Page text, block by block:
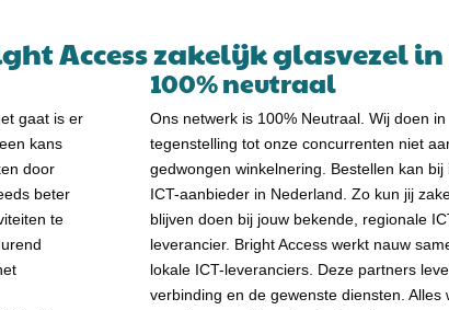
Access zakelijk glasvezel
gaat is er
kans
door
beter
te
100% neutraal
Ons netwerk is 100% Neutraal. Wij doen in
tegenstelling tot onze concurrenten niet
gedwongen winkelnering. Bestellen kan bij
ICT-aanbieder in Nederland. Zo kun jij
blijven doen bij jouw bekende, regionale
leverancier. Bright Access werkt nauw
lokale ICT-leveranciers. Deze partners
verbinding en de gewenste diensten. Alles